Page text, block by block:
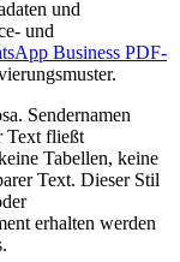
und
und
Business PDF-
Sendernamen
Text fließt
Tabellen, keine
Text. Dieser Stil
erhalten werden